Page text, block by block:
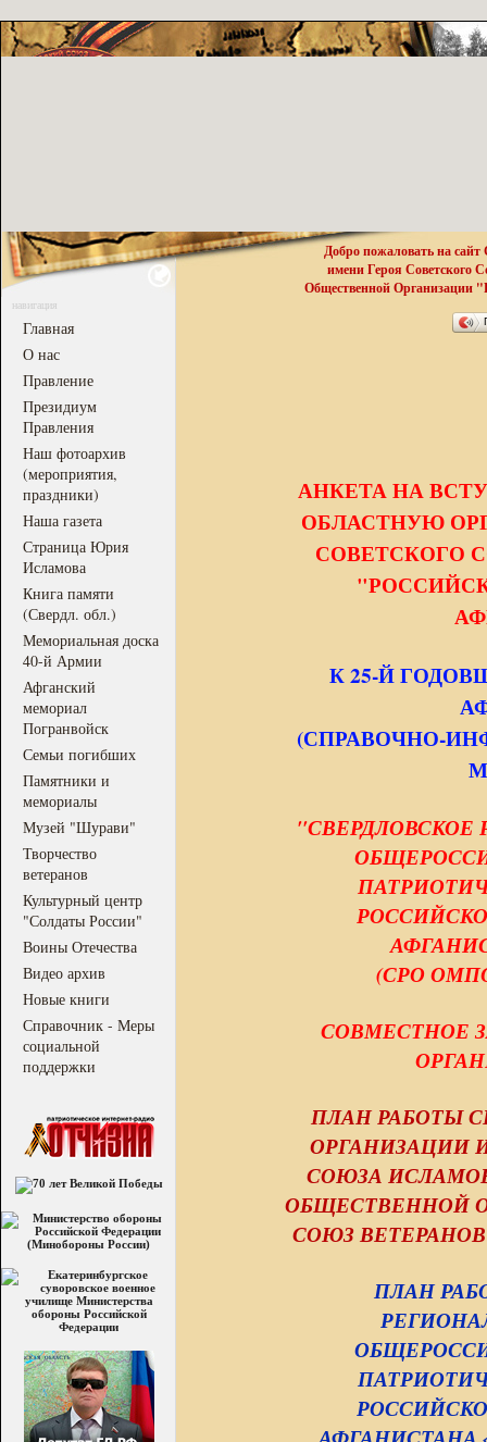
Добро пожаловать на
имени Героя Советского
Общественной Организации
навигация
Главная
О нас
Правление
Президиум
Правления
Наш фотоархив
(мероприятия,
праздники)
Наша газета
Страница Юрия
Исламова
Книга памяти
(Свердл. обл.)
Мемориальная доска
40-й Армии
Афганский
мемориал
Погранвойск
Семьи погибших
Памятники и
мемориалы
Музей "Шурави"
Творчество
ветеранов
Культурный центр
"Солдаты России"
Воины Отечества
Видео архив
Новые книги
Справочник - Меры
социальной
поддержки
АНКЕТА НА
ОБЛАСТНУЮ
СОВЕТСКОГО
К 25-Й
(СПРАВОЧНО-
"СВЕРДЛОВСКОЕ
(СРО
СОВМЕСТНОЕ
ПЛАН РАБОТЫ
ОРГАНИЗАЦИИ
СОЮЗА
ОБЩЕСТВЕННОЙ
СОЮЗ ВЕТЕРАНОВ
ПЛАН